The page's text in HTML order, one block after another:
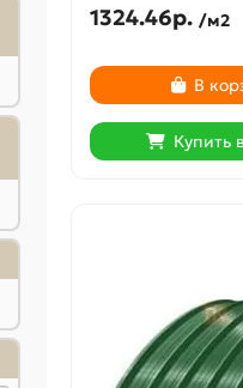
1324.46р. /м2
В
Купить